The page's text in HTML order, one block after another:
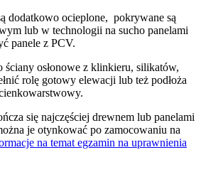
dodatkowo ocieplone, pokrywane są
lub w technologii na sucho panelami
panele z PCV.
osłonowe z klinkieru, silikatów,
rolę gotowy elewacji lub też podłoża
się najczęściej drewnem lub panelami
je otynkować po zamocowaniu na
na temat egzamin na uprawnienia